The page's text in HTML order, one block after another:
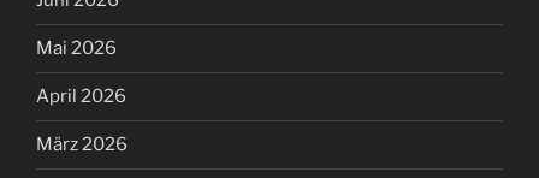
Mai 2026
April 2026
März 2026